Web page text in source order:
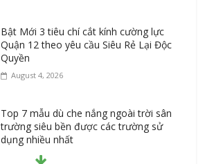
Bật Mới 3 tiêu chí cắt kính cường lực
Quận 12 theo yêu cầu Siêu Rẻ Lại Độc
Quyền
August 4, 2026
Top 7 mẫu dù che nắng ngoài trời sân
trường siêu bền được các trường sử
dụng nhiều nhất
July 20, 2026